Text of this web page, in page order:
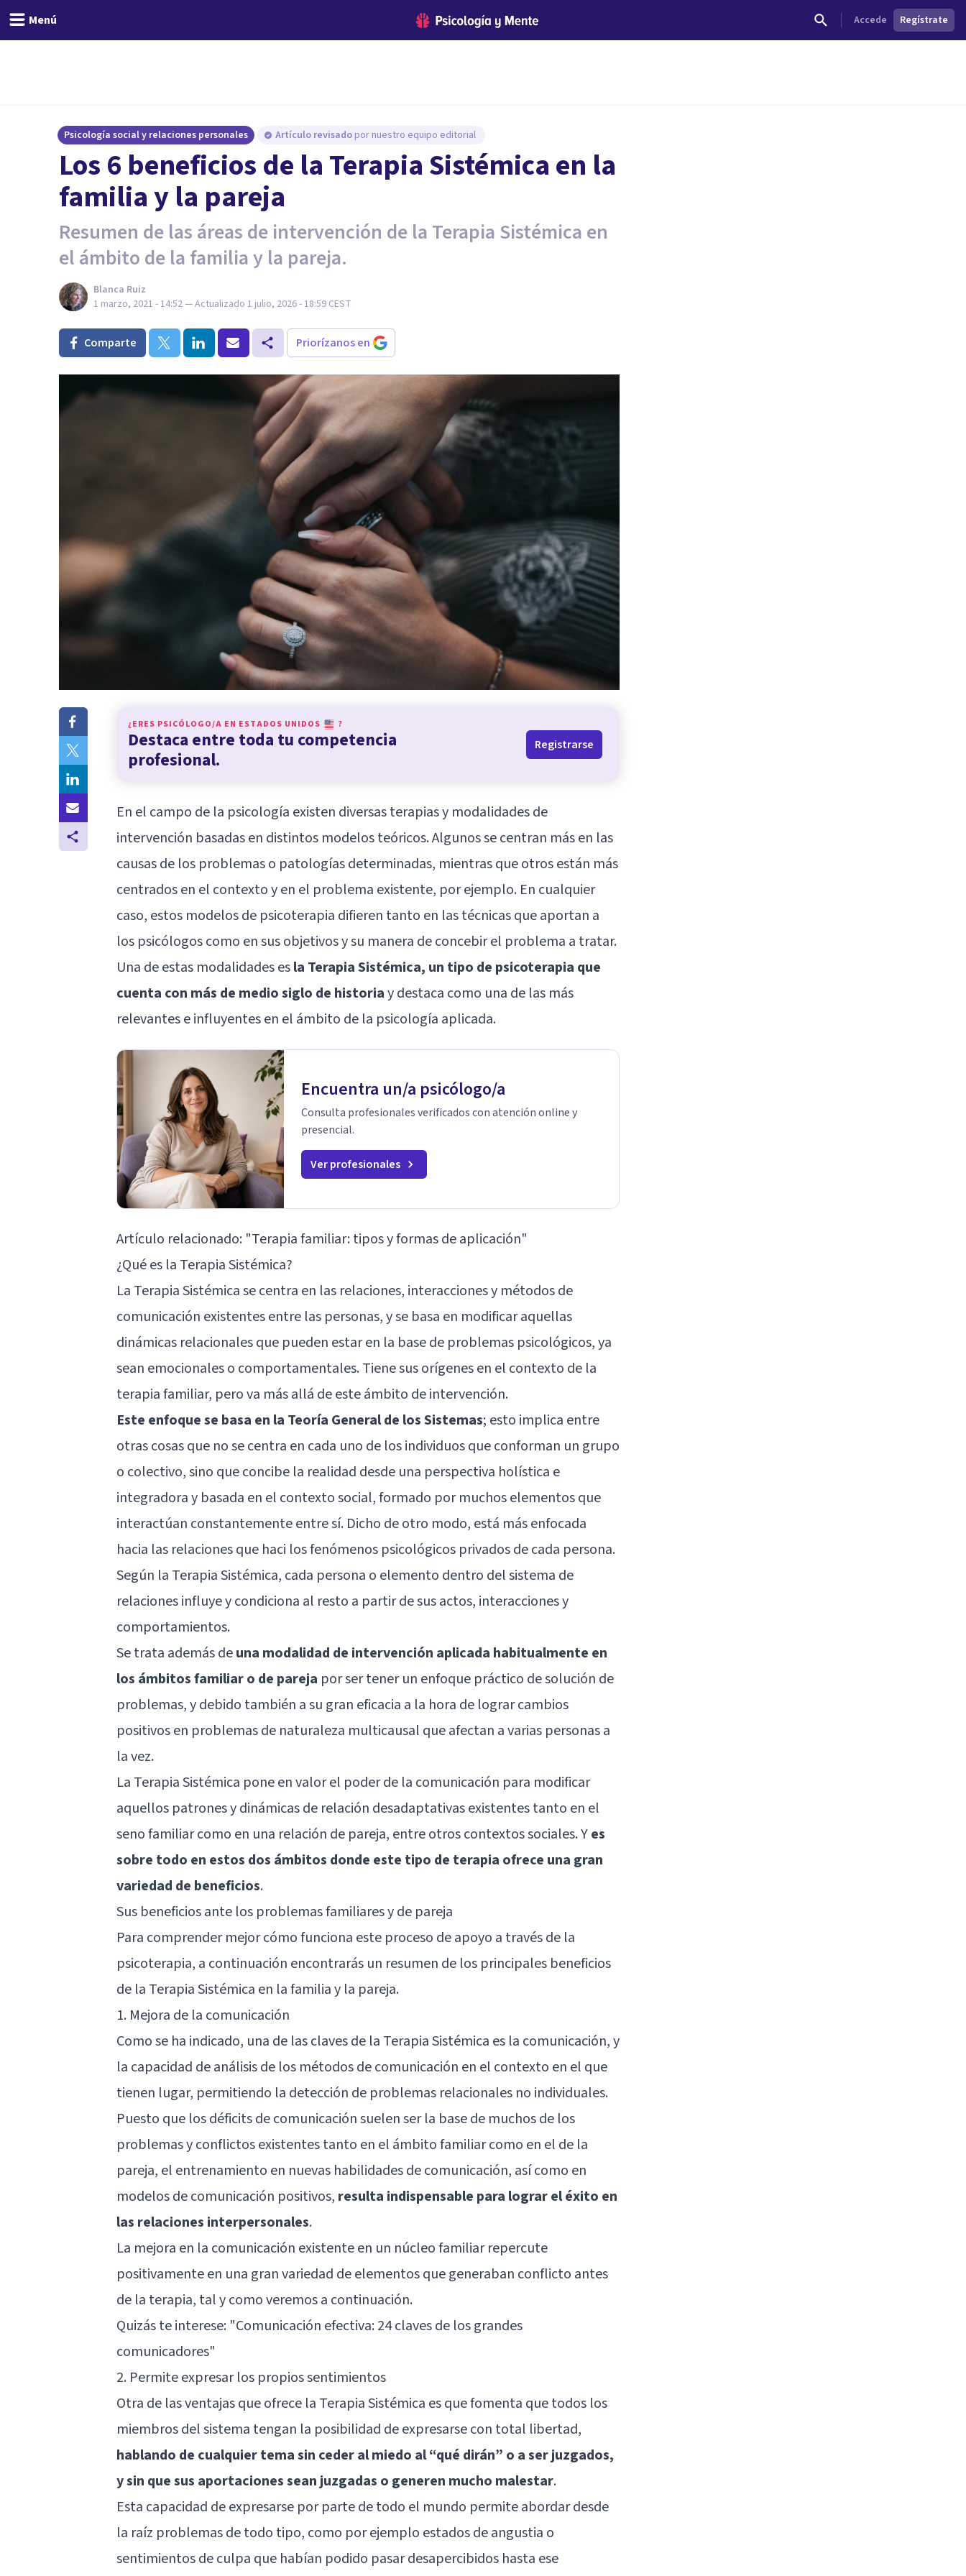
Menú Accede Regístrate
Psicología social y relaciones personales Artículo revisado por nuestro equipo editorial
Los 6 beneficios de la Terapia Sistémica en la
familia y la pareja
Resumen de las áreas de intervención de la Terapia Sistémica en
el ámbito de la familia y la pareja.
Blanca Ruiz
1 marzo, 2021 - 14:52— Actualizado 1 julio, 2026 - 18:59 CEST
Comparte Priorízanos en
¿ERES PSICÓLOGO/A EN ESTADOS UNIDOS ?
Destaca entre toda tu competencia
profesional.
Registrarse
En el campo de la psicología existen diversas terapias y modalidades de
intervención basadas en distintos modelos teóricos. Algunos se centran más en las
causas de los problemas o patologías determinadas, mientras que otros están más
centrados en el contexto y en el problema existente, por ejemplo. En cualquier
caso, estos modelos de psicoterapia difieren tanto en las técnicas que aportan a
los psicólogos como en sus objetivos y su manera de concebir el problema a tratar.
Una de estas modalidades esla Terapia Sistémica, un tipo de psicoterapia que
cuenta con más de medio siglo de historiay destaca como una de las más
relevantes e influyentes en el ámbito de la psicología aplicada.
Encuentra un/a psicólogo/a
Consulta profesionales verificados con atención online y
presencial.
Ver profesionales
Artículo relacionado: "Terapia familiar: tipos y formas de aplicación"
¿Qué es la Terapia Sistémica?
La Terapia Sistémica se centra en las relaciones, interacciones y métodos de
comunicación existentes entre las personas, y se basa en modificar aquellas
dinámicas relacionales que pueden estar en la base de problemas psicológicos, ya
sean emocionales o comportamentales. Tiene sus orígenes en el contexto de la
terapia familiar, pero va más allá de este ámbito de intervención.
Este enfoque se basa en la Teoría General de los Sistemas; esto implica entre
otras cosas que no se centra en cada uno de los individuos que conforman un grupo
o colectivo, sino que concibe la realidad desde una perspectiva holística e
integradora y basada en el contexto social, formado por muchos elementos que
interactúan constantemente entre sí. Dicho de otro modo, está más enfocada
hacia las relaciones que haci los fenómenos psicológicos privados de cada persona.
Según la Terapia Sistémica, cada persona o elemento dentro del sistema de
relaciones influye y condiciona al resto a partir de sus actos, interacciones y
comportamientos.
Se trata además deuna modalidad de intervención aplicada habitualmente en
los ámbitos familiar o de pareja por ser tener un enfoque práctico de solución de
problemas, y debido también a su gran eficacia a la hora de lograr cambios
positivos en problemas de naturaleza multicausal que afectan a varias personas a
la vez.
La Terapia Sistémica pone en valor el poder de la comunicación para modificar
aquellos patrones y dinámicas de relación desadaptativas existentes tanto en el
seno familiar como en una relación de pareja, entre otros contextos sociales. Yes
sobre todo en estos dos ámbitos donde este tipo de terapia ofrece una gran
variedad de beneficios.
Sus beneficios ante los problemas familiares y de pareja
Para comprender mejor cómo funciona este proceso de apoyo a través de la
psicoterapia, a continuación encontrarás un resumen de los principales beneficios
de la Terapia Sistémica en la familia y la pareja.
1. Mejora de la comunicación
Como se ha indicado, una de las claves de la Terapia Sistémica es la comunicación, y
la capacidad de análisis de los métodos de comunicación en el contexto en el que
tienen lugar, permitiendo la detección de problemas relacionales no individuales.
Puesto que los déficits de comunicación suelen ser la base de muchos de los
problemas y conflictos existentes tanto en el ámbito familiar como en el de la
pareja, el entrenamiento en nuevas habilidades de comunicación, así como en
modelos de comunicación positivos, resulta indispensable para lograr el éxito en
las relaciones interpersonales.
La mejora en la comunicación existente en un núcleo familiar repercute
positivamente en una gran variedad de elementos que generaban conflicto antes
de la terapia, tal y como veremos a continuación.
Quizás te interese: "Comunicación efectiva: 24 claves de los grandes
comunicadores"
2. Permite expresar los propios sentimientos
Otra de las ventajas que ofrece la Terapia Sistémica es que fomenta que todos los
miembros del sistema tengan la posibilidad de expresarse con total libertad,
hablando de cualquier tema sin ceder al miedo al “qué dirán” o a ser juzgados,
y sin que sus aportaciones sean juzgadas o generen mucho malestar.
Esta capacidad de expresarse por parte de todo el mundo permite abordar desde
la raíz problemas de todo tipo, como por ejemplo estados de angustia o
sentimientos de culpa que habían podido pasar desapercibidos hasta ese